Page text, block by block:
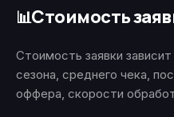
📊Стоимость
Стоимость заявки
сезона, среднего чека,
оффера, скорости